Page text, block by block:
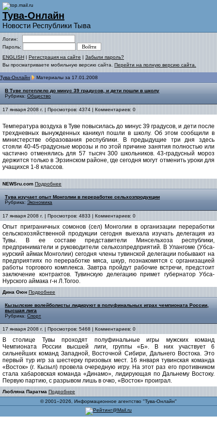
Тува-Онлайн
Новости Республики Тыва
Логин:
Пароль:
ENGLISH | Регистрация на сайте | Забыли пароль?
Вы просматриваете мобильную версию сайта. Перейти на полную версию сайта.
Тува-Онлайн Материалы за 17.01.2008
В Туве потеплело до минус 39 градусов, и дети пошли в школу
Рубрика: Общество
17 января 2008 г. | Просмотров: 4374 | Комментариев: 0
Температура воздуха в Туве повысилась до минус 39 градусов, и дети после
трехдневных вынужденных каникул пошли в школу. Об этом сообщили в
министерстве образования республики. В предыдущие три дня здесь
стояли 40-45-градусные морозы и по этой причине занятия полностью или
частично отменялись для 57 тысяч 300 школьников. 43-градусный мороз
держится только в Эрзинском районе, где сегодня могут отменить уроки для
учащихся 1-8 классов.
NEWSru.com Подробнее
Тува изучает опыт Монголии в переработке сельхозпродукции
Рубрика: Экономика
17 января 2008 г. | Просмотров: 4833 | Комментариев: 0
Опыт приграничных сомонов (сел) Монголии в организации переработки
сельскохозяйственной продукции сегодня выехала изучать делегация из
Тувы. В ее составе представители Минсельхоза республики,
предприниматели и руководители сельхозпредприятий. В Улангоме (Убса-
нурский аймак Монголии) сегодня члены тувинской делегации побывают на
предприятиях по переработке мяса, шкур, познакомятся с организацией
работы торгового комплекса. Завтра пройдут рабочие встречи, предстоит
заключение контрактов. Тувинскую делегацию примет губернатор Убса-
Нурского аймака г-н Л.Тогоо.
Дина Оюн Подробнее
Кызылские волейболисты лидируют в полуфинальных играх чемпионата России,
высшая лига
Рубрика: Спорт
17 января 2008 г. | Просмотров: 5468 | Комментариев: 0
В столице Тувы проходят полуфинальные игры мужских команд
Чемпионата России высшей лиги, группы «Б». В них участвует 6
сильнейших команд Западной, Восточной Сибири, Дальнего Востока. Это
первый тур игр за шестерку призовых мест. 16 января тувинская команда
«Восток» (г. Кызыл) провела очередную игру. На этот раз его противником
стала хабаровская команда «Динамо», лидирующая по Дальнему Востоку.
Первую партию, с разрывом лишь в очко, «Восток» проиграл.
Любляна Паратма Подробнее
© 2001–2026, Информационное агентство "Тува-Онлайн"